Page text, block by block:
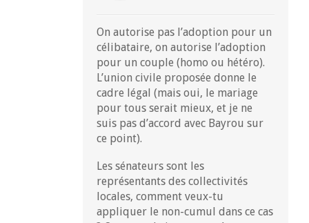
On autorise pas l’adoption pour un
célibataire, on autorise l’adoption
pour un couple (homo ou hétéro).
L’union civile proposée donne le
cadre légal (mais oui, le mariage
pour tous serait mieux, et je ne
suis pas d’accord avec Bayrou sur
ce point).
Les sénateurs sont les
représentants des collectivités
locales, comment veux-tu
appliquer le non-cumul dans ce cas